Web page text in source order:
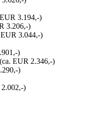
3.194,-)
3.206,-)
3.044,-)
)
EUR 2.346,-)
)
)